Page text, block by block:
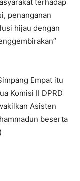
penanganan
hijau dengan
Empat itu
Komisi II DPRD
Asisten
beserta